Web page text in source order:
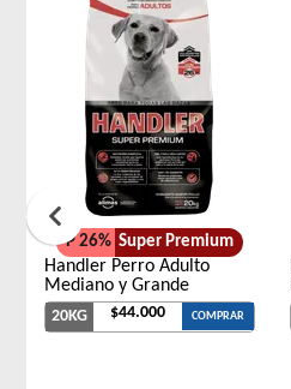
P 26% Super Premium
Handler Perro Adulto
Mediano y Grande
20KG $44.000 COMPRAR